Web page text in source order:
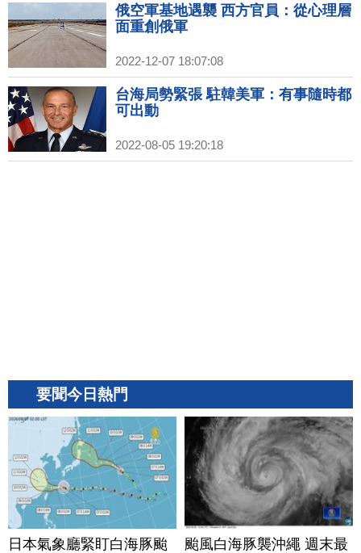
俄空軍基地遇襲 西方官員：從心理層
面重創俄軍
2022-12-07 18:07:08
台海局勢緊張 駐韓美軍：有事隨時都
可出動
2022-08-05 19:20:18
要聞今日熱門
日本氣象廳緊盯白海豚颱
颱風白海豚襲沖繩 週末最